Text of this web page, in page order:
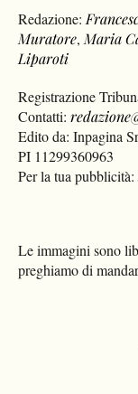
Redazione:
Muratore, Maria
Liparoti
Registrazione
Contatti:
Edito da: Inpagina
PI 11299360963
Per la tua pubblicità:
Le immagini sono
preghiamo di